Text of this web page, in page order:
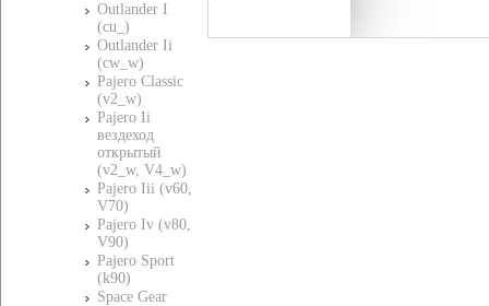
Outlander I
(cu_)
Outlander Ii
(cw_w)
Pajero Classic
(v2_w)
Pajero Ii
вездеход
открытый
(v2_w, V4_w)
Pajero Iii (v60,
V70)
Pajero Iv (v80,
V90)
Pajero Sport
(k90)
Space Gear